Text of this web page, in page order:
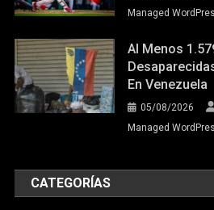
Managed
Al Menos
En Venezuela
05/08/2026
Managed
CATEGORÍAS